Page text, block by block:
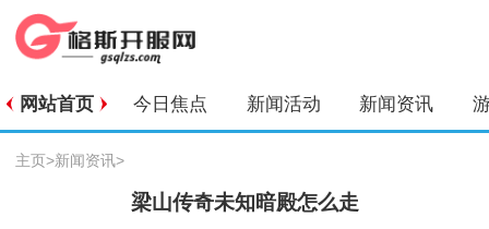
网站首页 今日焦点 新闻活动 新闻资讯
主页>新闻资讯>
梁山传奇未知暗殿怎么走